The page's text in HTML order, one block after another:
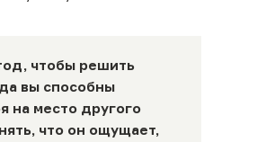
чтобы решить
вы способны
на место другого
что он ощущает,